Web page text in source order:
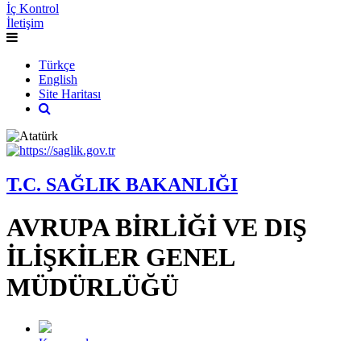
İç Kontrol
İletişim
Türkçe
English
Site Haritası
T.C. SAĞLIK BAKANLIĞI
AVRUPA BİRLİĞİ VE DIŞ
İLİŞKİLER GENEL
MÜDÜRLÜĞÜ